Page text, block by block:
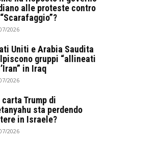
alle proteste contro
“Scarafaggio”?
2026
Uniti e Arabia Saudita
gruppi “allineati
in Iraq
2026
carta Trump di
sta perdendo
in Israele?
2026